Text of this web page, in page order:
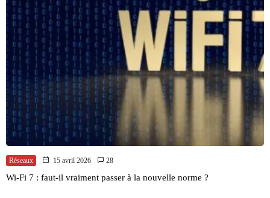
Réseaux 15 avril 2026 28
Wi-Fi 7 : faut-il vraiment passer à la nouvelle norme ?